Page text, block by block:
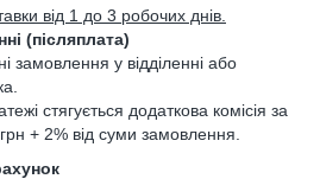
від 1 до 3 робочих днів.
(післяплата)
замовлення у відділенні або
стягується додаткова комісія за
+ 2% від суми замовлення.